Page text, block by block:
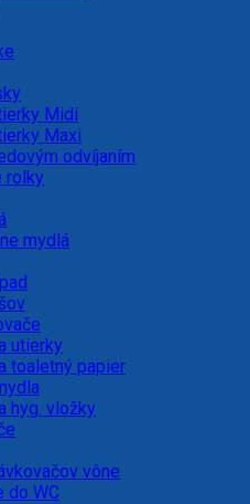
Midi
Maxi
odvíjaním
rolky
mydlá
utierky
toaletný papier
hyg. vložky
vône
do WC